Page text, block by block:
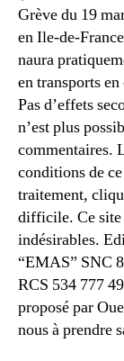
Grève du 19
en Ile-de-
naura
en transports
Pas d’effets
n’est plus
commentaires.
conditions de
traitement,
difficile. Ce
indésirables.
“EMAS” SNC
RCS 534 777
proposé par
nous à prendre